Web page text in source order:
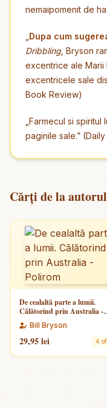
nemaipomenit de
Dupa cum
Dribbling, Bryson
excentrice ale Marii
excentricele sale
Book Review)
„Farmecul si
paginile sale.” (Daily
Cărți de la
De cealaltă parte a lumii.
Călătorind prin Australia -
Polirom
Bill Bryson
29,95 lei 4